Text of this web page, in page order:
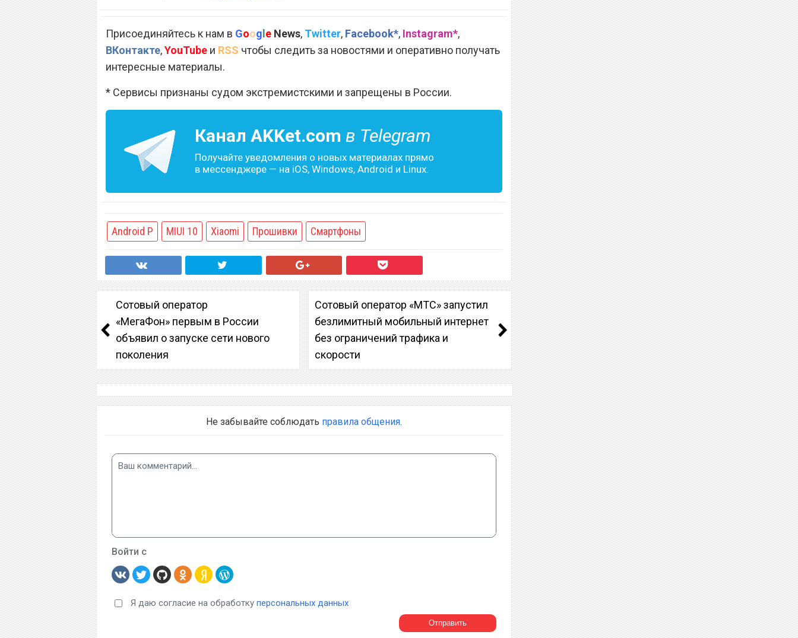
Присоединяйтесь к нам в Google News, Twitter, Facebook*, Instagram*,
ВКонтакте,YouTube и RSS чтобы следить за новостями и оперативно получать
интересные материалы.
* Сервисы признаны судом экстремистскими и запрещены в России.
Канал AKKet.com в Telegram
Получайте уведомления о новых материалах прямо
в мессенджере — на iOS, Windows, Android и Linux.
Android P MIUI 10 Xiaomi Прошивки Смартфоны
Сотовый оператор
«МегаФон» первым в России
объявил о запуске сети нового
поколения
Сотовый оператор «МТС» запустил
безлимитный мобильный интернет
без ограничений трафика и
скорости
Не забывайте соблюдать правила общения.
Войти с
Я даю согласие на обработку персональных данных